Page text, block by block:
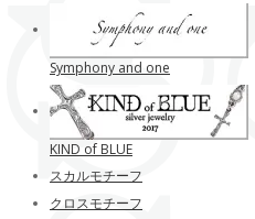
Symphony and one
KIND of BLUE
スカルモチーフ
クロスモチーフ